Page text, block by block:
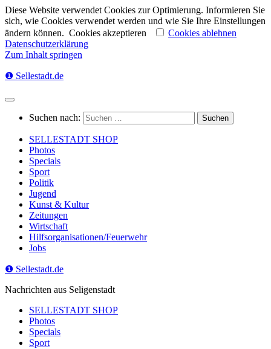
Diese Website verwendet Cookies zur Optimierung. Informieren Sie
sich, wie Cookies verwendet werden und wie Sie Ihre Einstellungen
ändern können. Cookies akzeptieren
Cookies ablehnen
Datenschutzerklärung
Zum Inhalt springen
❶ Sellestadt.de
Suchen nach:
SELLESTADT SHOP
Photos
Specials
Sport
Politik
Jugend
Kunst & Kultur
Zeitungen
Wirtschaft
Hilfsorganisationen/Feuerwehr
Jobs
❶ Sellestadt.de
Nachrichten aus Seligenstadt
SELLESTADT SHOP
Photos
Specials
Sport